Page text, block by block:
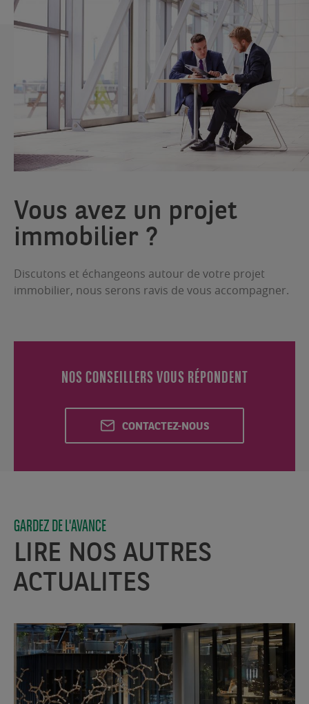
Vous avez un projet
immobilier ?
Discutons et échangeons autour de votre projet
immobilier, nous serons ravis de vous accompagner.
NOS CONSEILLERS VOUS RÉPONDENT
CONTACTEZ-NOUS
GARDEZ DE L'AVANCE
LIRE NOS AUTRES
ACTUALITES